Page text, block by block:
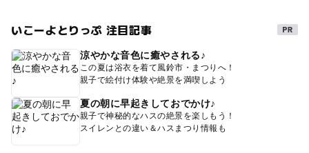
いこーよとりっぷ 注目記事
涼やかな音色に癒やされる♪
この夏は浴衣を着て風鈴市・まつりへ！
親子で絵付け体験や絶景を満喫しよう
夏の朝に早起きしておでかけ♪
親子で神秘的なハスの絶景を楽しもう！
スイレンとの違い＆ハスまつり情報も